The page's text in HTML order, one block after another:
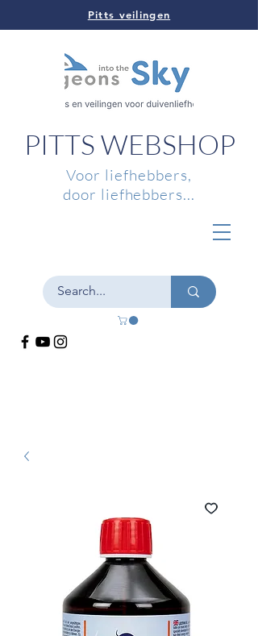
Pitts veilingen
PITTS WEBSHOP
Voor liefhebbers,
door liefhebbers...